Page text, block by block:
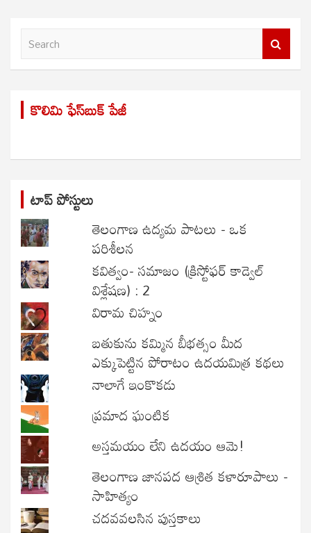
a
r
c కొలిమి ఫేస్‌బుక్ పేజీ
టాప్ పోస్టులు
తెలంగాణ ఉద్యమ పాటలు - ఒక
పరిశీలన
కవిత్వం- సమాజం (క్రిస్టోఫర్ కాడ్వెల్
విశ్లేషణ) : 2
విరామ చిహ్నం
బతుకును కమ్మిన బీభత్సం మీద
ఎక్కుపెట్టిన పోరాటం ఉదయమిత్ర కథలు
నాలాగే ఇంకొకడు
ప్రమాద ఘంటిక
అస్తమయం లేని ఉదయం ఆమె!
తెలంగాణ జానపద ఆశ్రిత కళారూపాలు -
సాహిత్యం
చదవవలసిన పుస్తకాలు